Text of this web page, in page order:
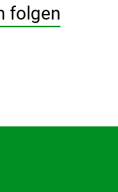
folgen